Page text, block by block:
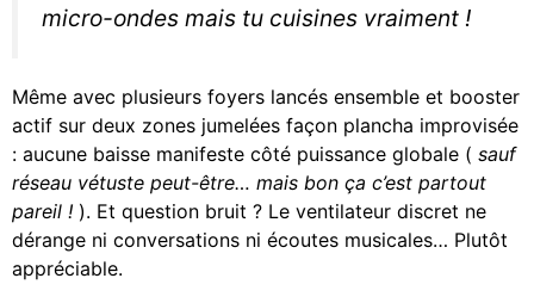
micro-ondes mais tu cuisines vraiment !
Même avec plusieurs foyers lancés ensemble et booster
actif sur deux zones jumelées façon plancha improvisée
: aucune baisse manifeste côté puissance globale ( sauf
réseau vétuste peut-être… mais bon ça c’est partout
pareil ! ). Et question bruit ? Le ventilateur discret ne
dérange ni conversations ni écoutes musicales… Plutôt
appréciable.